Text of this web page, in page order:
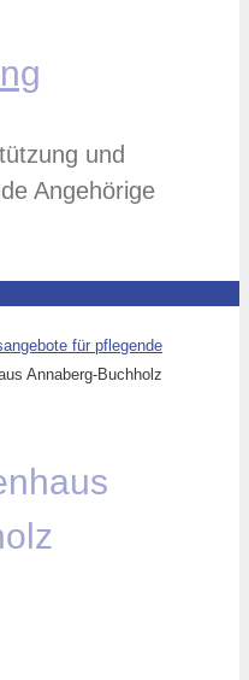
und
Angehörige
für pflegende
Annaberg-Buchholz